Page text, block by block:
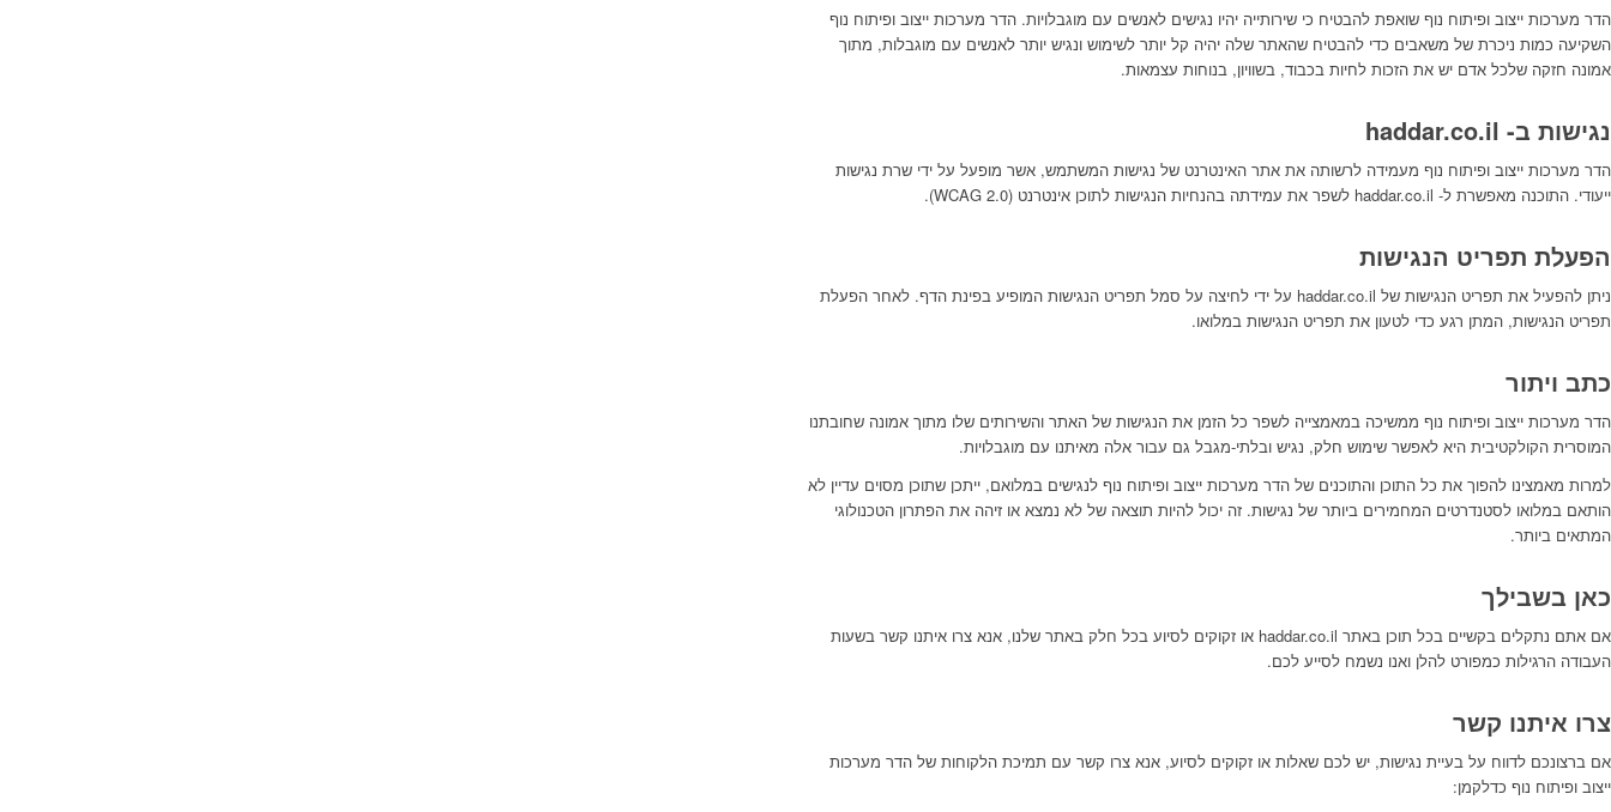
הדר מערכות ייצוב ופיתוח נוף שואפת להבטיח כי שירותייה יהיו נגישים לאנשים עם מוגבלויות. הדר מערכות ייצוב ופיתוח נוף
השקיעה כמות ניכרת של משאבים כדי להבטיח שהאתר שלה יהיה קל יותר לשימוש ונגיש יותר לאנשים עם מוגבלות, מתוך
אמונה חזקה שלכל אדם יש את הזכות לחיות בכבוד, בשוויון, בנוחות עצמאות.
נגישות ב- haddar.co.il
הדר מערכות ייצוב ופיתוח נוף מעמידה לרשותה את אתר האינטרנט של נגישות המשתמש, אשר מופעל על ידי שרת נגישות
ייעודי. התוכנה מאפשרת ל- haddar.co.il לשפר את עמידתה בהנחיות הנגישות לתוכן אינטרנט (WCAG 2.0).
הפעלת תפריט הנגישות
ניתן להפעיל את תפריט הנגישות של haddar.co.il על ידי לחיצה על סמל תפריט הנגישות המופיע בפינת הדף. לאחר הפעלת
תפריט הנגישות, המתן רגע כדי לטעון את תפריט הנגישות במלואו.
כתב ויתור
הדר מערכות ייצוב ופיתוח נוף ממשיכה במאמצייה לשפר כל הזמן את הנגישות של האתר והשירותים שלו מתוך אמונה שחובתנו
המוסרית הקולקטיבית היא לאפשר שימוש חלק, נגיש ובלתי-מגבל גם עבור אלה מאיתנו עם מוגבלויות.
למרות מאמצינו להפוך את כל התוכן והתוכנים של הדר מערכות ייצוב ופיתוח נוף לנגישים במלואם, ייתכן שתוכן מסוים עדיין לא
הותאם במלואו לסטנדרטים המחמירים ביותר של נגישות. זה יכול להיות תוצאה של לא נמצא או זיהה את הפתרון הטכנולוגי
המתאים ביותר.
כאן בשבילך
אם אתם נתקלים בקשיים בכל תוכן באתר haddar.co.il או זקוקים לסיוע בכל חלק באתר שלנו, אנא צרו איתנו קשר בשעות
העבודה הרגילות כמפורט להלן ואנו נשמח לסייע לכם.
צרו איתנו קשר
אם ברצונכם לדווח על בעיית נגישות, יש לכם שאלות או זקוקים לסיוע, אנא צרו קשר עם תמיכת הלקוחות של הדר מערכות
ייצוב ופיתוח נוף כדלקמן: